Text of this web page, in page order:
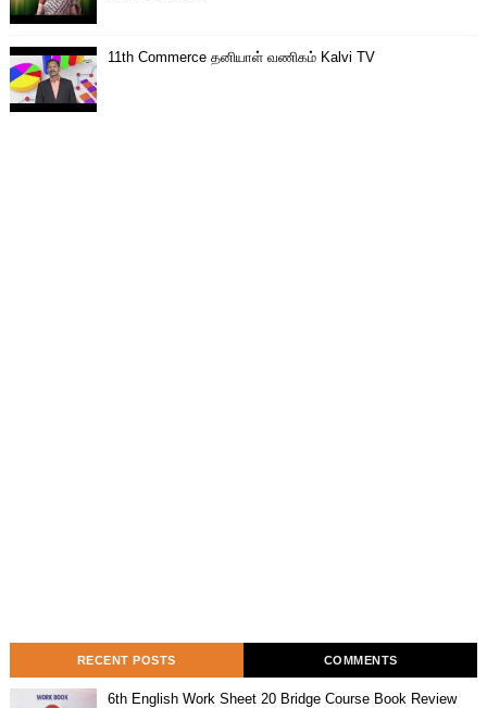
11th Commerce தனியாள் வணிகம் Kalvi TV
RECENT POSTS COMMENTS
6th English Work Sheet 20 Bridge Course Book Review